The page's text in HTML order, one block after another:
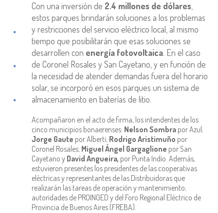
Con una inversión de 2.4 millones de dólares,
estos parques brindarán soluciones a los problemas
y restricciones del servicio eléctrico local, al mismo
tiempo que posibilitarán que esas soluciones se
desarrollen con energía fotovoltaica. En el caso
de Coronel Rosales y San Cayetano, y en función de
la necesidad de atender demandas fuera del horario
solar, se incorporó en esos parques un sistema de
almacenamiento en baterías de litio.
Acompañaron en el acto de firma, los intendentes de los
cinco municipios bonaerenses: Nelson Sombra por Azul;
Jorge Gaute por Alberti; Rodrigo Aristimuño por
Coronel Rosales; Miguel Ángel Gargaglione por San
Cayetano y David Angueira, por Punta Indio. Además,
estuvieron presentes los presidentes de las cooperativas
eléctricas y representantes de las Distribuidoras que
realizarán las tareas de operación y mantenimiento;
autoridades de PROINGED y del Foro Regional Eléctrico de
Provincia de Buenos Aires (FREBA).